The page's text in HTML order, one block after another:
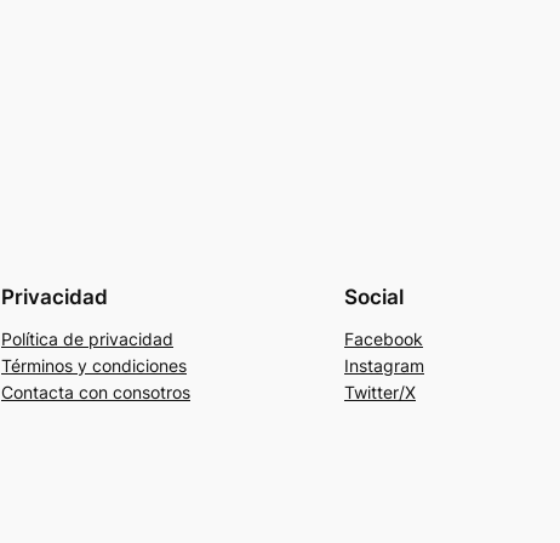
Privacidad
Política de privacidad
Términos y condiciones
Contacta con consotros
Social
Facebook
Instagram
Twitter/X